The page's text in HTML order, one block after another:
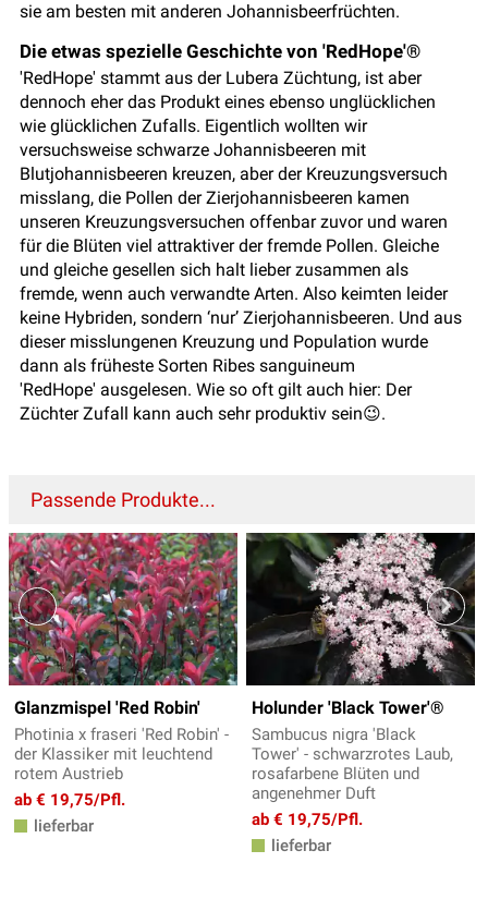
sie am besten mit anderen Johannisbeerfrüchten.
Die etwas spezielle Geschichte von 'RedHope'®
'RedHope' stammt aus der Lubera Züchtung, ist aber
dennoch eher das Produkt eines ebenso unglücklichen
wie glücklichen Zufalls. Eigentlich wollten wir
versuchsweise schwarze Johannisbeeren mit
Blutjohannisbeeren kreuzen, aber der Kreuzungsversuch
misslang, die Pollen der Zierjohannisbeeren kamen
unseren Kreuzungsversuchen offenbar zuvor und waren
für die Blüten viel attraktiver der fremde Pollen. Gleiche
und gleiche gesellen sich halt lieber zusammen als
fremde, wenn auch verwandte Arten. Also keimten leider
keine Hybriden, sondern ‘nur’ Zierjohannisbeeren. Und aus
dieser misslungenen Kreuzung und Population wurde
dann als früheste Sorten Ribes sanguineum
'RedHope' ausgelesen. Wie so oft gilt auch hier: Der
Züchter Zufall kann auch sehr produktiv sein😉.
Passende Produkte...
Glanzmispel 'Red Robin'
Photinia x fraseri 'Red Robin' -
der Klassiker mit leuchtend
rotem Austrieb
ab € 19,75/Pfl.
lieferbar
Holunder 'Black Tower'®
Sambucus nigra 'Black
Tower' - schwarzrotes Laub,
rosafarbene Blüten und
angenehmer Duft
ab € 19,75/Pfl.
lieferbar